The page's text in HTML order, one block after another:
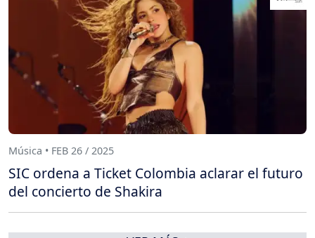
Música • FEB 26 / 2025
SIC ordena a Ticket Colombia aclarar el futuro
del concierto de Shakira